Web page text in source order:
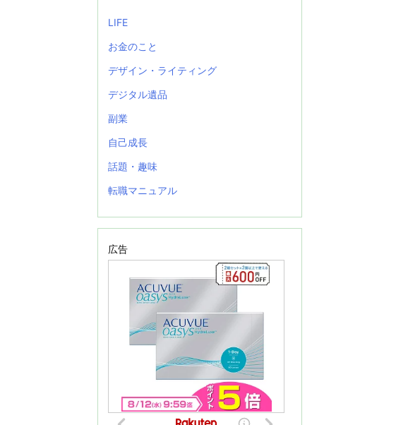
LIFE
お金のこと
デザイン・ライティング
デジタル遺品
副業
自己成長
話題・趣味
転職マニュアル
広告